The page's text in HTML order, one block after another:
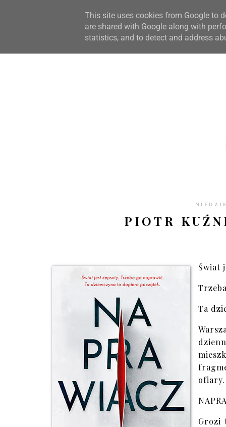
STRONA GŁÓWNA WSPÓŁPRACA RECENZJE O
PIOTR
Świat
Ta
Grozi
This site uses cookies from Google to
are shared with Google along with
statistics, and to detect and address